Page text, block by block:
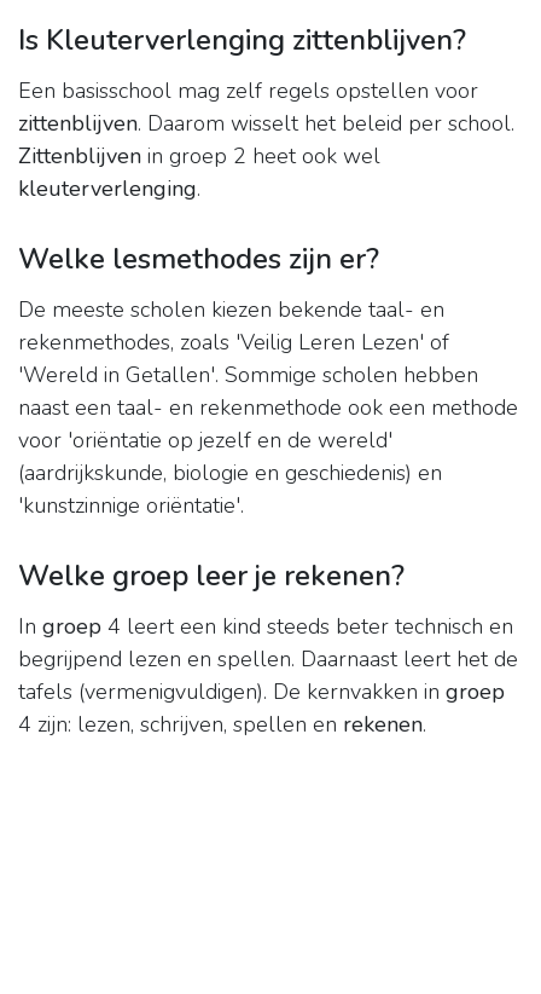
Is Kleuterverlenging zittenblijven?
Een basisschool mag zelf regels opstellen voor
zittenblijven. Daarom wisselt het beleid per school.
Zittenblijven in groep 2 heet ook wel
kleuterverlenging.
Welke lesmethodes zijn er?
De meeste scholen kiezen bekende taal- en
rekenmethodes, zoals 'Veilig Leren Lezen' of
'Wereld in Getallen'. Sommige scholen hebben
naast een taal- en rekenmethode ook een methode
voor 'oriëntatie op jezelf en de wereld'
(aardrijkskunde, biologie en geschiedenis) en
'kunstzinnige oriëntatie'.
Welke groep leer je rekenen?
In groep 4 leert een kind steeds beter technisch en
begrijpend lezen en spellen. Daarnaast leert het de
tafels (vermenigvuldigen). De kernvakken in groep
4 zijn: lezen, schrijven, spellen en rekenen.